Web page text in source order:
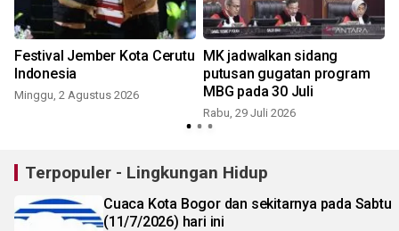
Festival Jember Kota Cerutu
Indonesia
Minggu, 2 Agustus 2026
MK jadwalkan sidang
putusan gugatan program
MBG pada 30 Juli
Rabu, 29 Juli 2026
Terpopuler - Lingkungan Hidup
Cuaca Kota Bogor dan sekitarnya pada Sabtu
(11/7/2026) hari ini